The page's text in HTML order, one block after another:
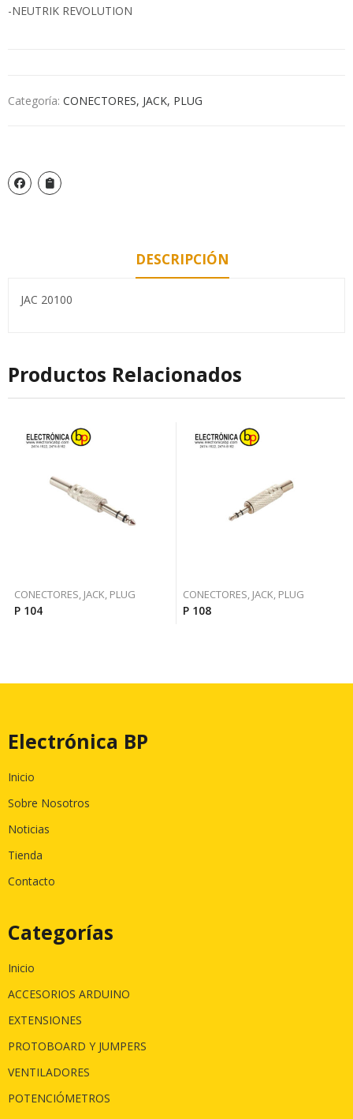
-NEUTRIK REVOLUTION
Categoría: CONECTORES, JACK, PLUG
DESCRIPCIÓN
JAC 20100
Productos Relacionados
CONECTORES, JACK, PLUG
P 104
CONECTORES, JACK, PLUG
P 108
Electrónica BP
Inicio
Sobre Nosotros
Noticias
Tienda
Contacto
Categorías
Inicio
ACCESORIOS ARDUINO
EXTENSIONES
PROTOBOARD Y JUMPERS
VENTILADORES
POTENCIÓMETROS